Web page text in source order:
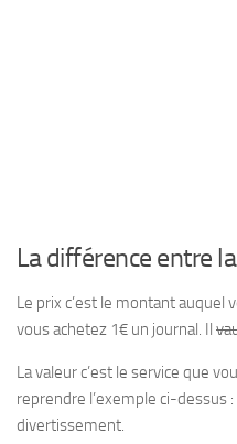
La différence entre
Le prix c’est le montant auquel
vous achetez 1€ un journal. Il
La valeur c’est le service que
reprendre l’exemple ci-dessus
divertissement.